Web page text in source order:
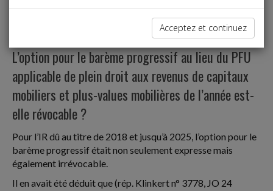
Calcul et paiement de l'impôt sur le revenu
L’option pour le barème progressif au lieu du PFU
applicable de plein droit aux revenus de capitaux
mobiliers et plus-values mobilières de l’année est-
elle révocable ?
Pour l’IR dû au titre de 2018 et jusqu’à 2025, l’option pour le
barème progressif était non seulement expresse mais
également irrévocable.
Il en avait été déduit que (rép. Klinkert n° 3778, JO 24
Acceptez et continuez